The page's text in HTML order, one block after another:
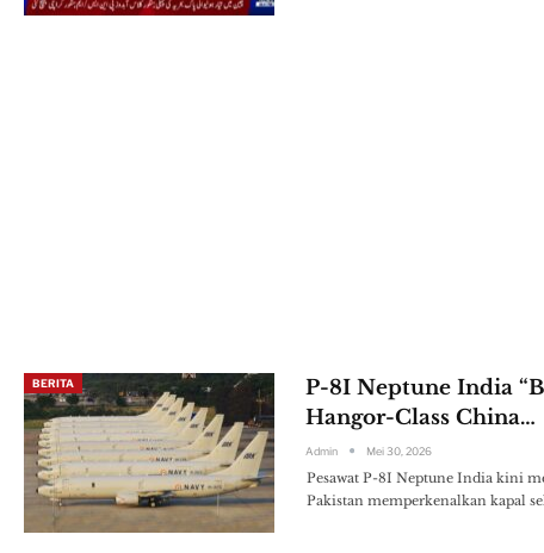
BERITA
P-8I Neptune India
Hangor-Class China…
Admin Mei 30, 2026
Pesawat P-8I Neptune India kini
Pakistan memperkenalkan kapal